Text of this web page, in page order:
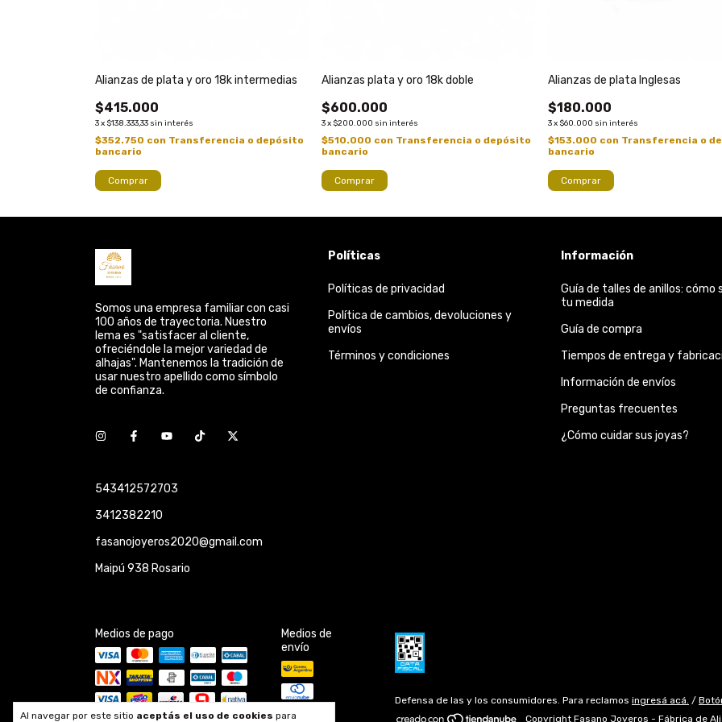
Al navegar por este sitio aceptás el uso de cookies para
Alianzas de plata y oro 18k intermedias
$415.000
3x $138.333,33 sin interés
$352.750 con Transferencia o depósito
bancario
Comprar
Alianzas plata y oro 18k doble
$600.000
3x $200.000 sin interés
$510.000 con Transferencia o depósito
bancario
Alianzas de plata Inglesas
$180.000
3x $60.000 sin interés
$153.000 con Transferencia o
bancario
Comprar
Somos una empresa familiar con casi
100 años de trayectoria. Nuestro
lema es "satisfacer al cliente,
ofreciéndole la mejor variedad de
alhajas". Mantenemos la tradición de
usar nuestro apellido como símbolo
de confianza.
543412572703
3412382210
fasanojoyeros2020@gmail.com
Maipú 938 Rosario
Políticas
Políticas de privacidad
Política de cambios, devoluciones y
envíos
Términos y condiciones
Información
Guía de talles de anillos: cómo
tu medida
Guía de compra
Tiempos de entrega y
Información de envíos
Preguntas frecuentes
¿Cómo cuidar sus joyas?
Medios de pago
Medios de
envío
Defensa de las y los consumidores. Para reclamos ingresá acá. /
Copyright Fasano Joyeros - Fábrica de